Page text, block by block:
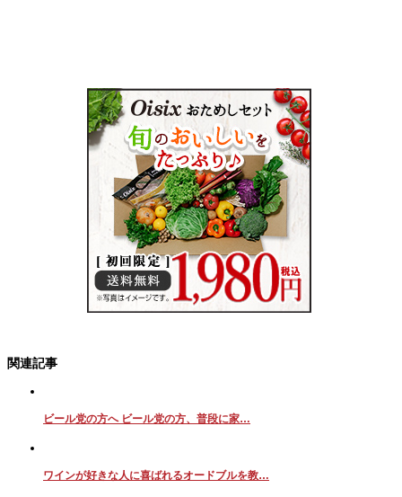
関連記事
ビール党の方へ ビール党の方、普段に家…
ワインが好きな人に喜ばれるオードブルを教…